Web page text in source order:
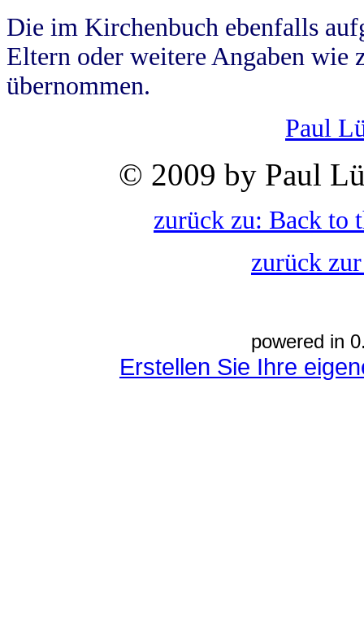
Die im Kirchenbuch ebenfalls
Eltern oder weitere Angaben wie
übernommen.
Paul
© 2009 by Paul
zurück zu: Back to
zurück
powered in
Erstellen Sie Ihre